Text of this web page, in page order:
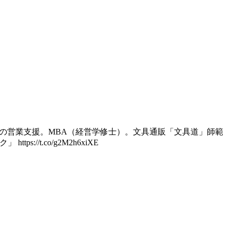
営業支援。MBA（経営学修士）。文具通販「文具道」師範
https://t.co/g2M2h6xiXE